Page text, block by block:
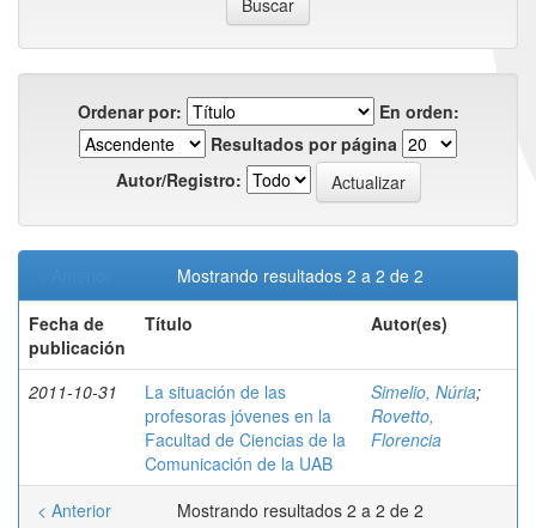
Ordenar por:
En orden:
Resultados por página
Autor/Registro:
Mostrando resultados 2 a 2 de 2
Fecha de
publicación
Título Autor(es)
2011-10-31
La situación de las
profesoras jóvenes en la
Facultad de Ciencias de la
Comunicación de la UAB
Simelio, Núria;
Rovetto,
Florencia
Mostrando resultados 2 a 2 de 2
< Anterior